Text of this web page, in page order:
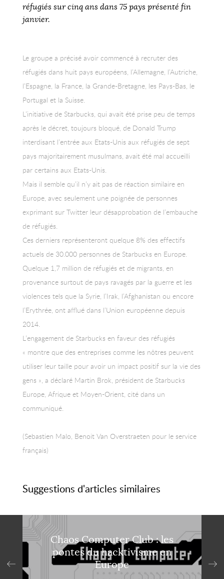
réfugiés sur cinq ans dans 75 pays présenté fin
janvier.
Le groupe a précisé avoir commencé à recruter des
réfugiés dans huit pays européens, l’Allemagne, l’Autriche,
l’Espagne, la France, la Grande-Bretagne, les Pays-Bas, le
Portugal et la Suisse.
L’initiative de Starbucks, qui avait été prise peu de temps
après le décret, toujours bloqué, de Donald Trump
interdisant l’entrée aux Etats-Unis aux réfugiés de sept
pays majoritairement musulmans, avait été mal accueilli
par certains aux Etats-Unis.
Mais il semble qu’il n’y ait pas de réaction similaire en
Europe, avec seulement une poignée de personnes
exprimant sur Twitter leur désapprobation de l’embauche
de réfugiés.
Ces derniers représenteront quelque 8% des effectifs
actuels de 30.000 personnes de Starbucks en Europe.
Quelque 1,7 million de réfugiés et de migrants, en
provenance surtout de pays ravagés par la guerre et les
violences tels que la Syrie, l’Irak, l’Afghanistan ou encore
l’Erythrée, ont afflué dans l’Union européenne depuis
2014.
L’engagement de Starbucks en faveur des réfugiés
« montre que des entreprises comme les nôtres peuvent
utiliser leur taille pour avoir un impact positif sur la vie des
gens », a déclaré Martin Brok, président de Starbucks
Europe, Afrique et Moyen-Orient, cité dans un
communiqué.
(Sebastien Malo, Benoit Van Overstraeten pour le service
français)
Suggestions d'articles similaires
Chaos Computer Club : les
pontes du hacktivisme en
Europe